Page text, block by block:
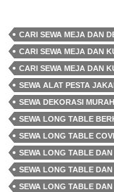
CARI SEWA MEJA DAN
CARI SEWA MEJA DAN
CARI SEWA MEJA DAN
SEWA ALAT PESTA
SEWA DEKORASI MURAH
SEWA LONG TABLE
SEWA LONG TABLE
SEWA LONG TABLE DAN
SEWA LONG TABLE
SEWA LONG TABLE